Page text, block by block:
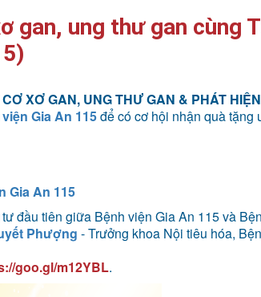
gan, ung thư gan cùng
XƠ GAN, UNG THƯ GAN & PHÁT
Gia An 115để có cơ hội nhận quà tặng
Gia An 115
đầu tiên giữa Bệnh viện Gia An 115 và
Phượng - Trưởng khoa Nội tiêu hóa,
goo.gl/m12YBL.